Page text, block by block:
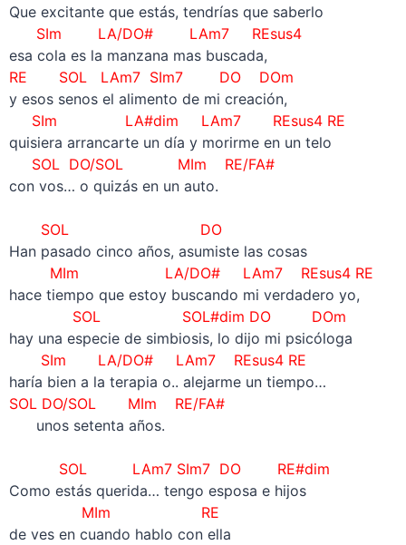
Que excitante que estás, tendrías que saberlo
SIm LA/DO# LAm7 REsus4
esa cola es la manzana mas buscada,
RE SOL LAm7 SIm7 DO DOm
y esos senos el alimento de mi creación,
SIm LA#dim LAm7 REsus4 RE
quisiera arrancarte un día y morirme en un telo
SOL DO/SOL MIm RE/FA#
con vos… o quizás en un auto.
SOL DO
Han pasado cinco años, asumiste las cosas
MIm LA/DO# LAm7 REsus4 RE
hace tiempo que estoy buscando mi verdadero yo,
SOL SOL#dim DO DOm
hay una especie de simbiosis, lo dijo mi psicóloga
SIm LA/DO# LAm7 REsus4 RE
haría bien a la terapia o.. alejarme un tiempo…
SOL DO/SOL MIm RE/FA#
unos setenta años.
SOL LAm7 SIm7 DO RE#dim
Como estás querida… tengo esposa e hijos
MIm RE
de ves en cuando hablo con ella